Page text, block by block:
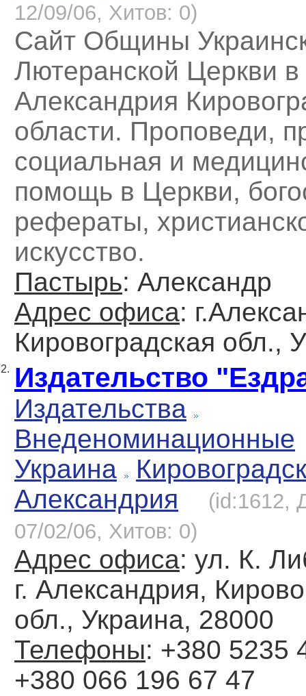
12/09/06, Хитов: 0)
Сайт Общины
Лютеранской Церкви в
Александрия
области. Проповеди,
социальная и
помощь в Церкви,
рефераты,
искусство.
Пастырь: Александр
Адрес офиса:
Кировоградская обл.,
2. Издательство
Издательства
Внеденоминационные
Украина
Александрия
(id:1612,
07/02/06, Хитов: 0)
Адрес офиса: ул. К.
г. Александрия,
обл., Украина, 28000
Телефоны: +380 5235
+380 066 196 67 47